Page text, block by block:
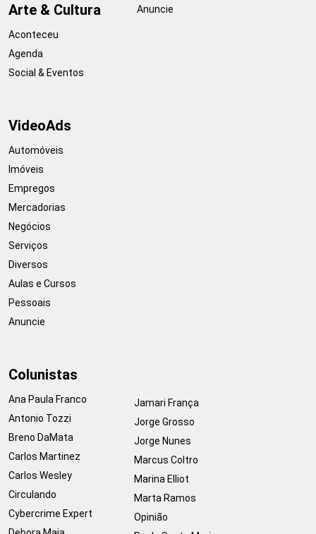
Arte & Cultura
Aconteceu
Agenda
Social & Eventos
Anuncie
VideoAds
Automóveis
Imóveis
Empregos
Mercadorias
Negócios
Serviços
Diversos
Aulas e Cursos
Pessoais
Anuncie
Colunistas
Ana Paula Franco
Antonio Tozzi
Breno DaMata
Carlos Martinez
Carlos Wesley
Circulando
Cybercrime Expert
Jamari França
Jorge Grosso
Jorge Nunes
Marcus Coltro
Marina Elliot
Marta Ramos
Opinião